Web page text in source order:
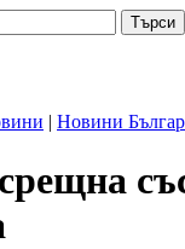
| Новини